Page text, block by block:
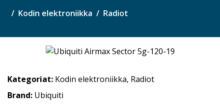
Kodin elektroniikka Radiot
Kategoriat: Kodin elektroniikka, Radiot
Brand: Ubiquiti